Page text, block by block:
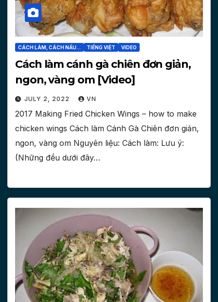
CÁCH LÀM, CÁCH NẤU... TIẾNG VIỆT VIDEO
Cách làm cánh gà chiên đơn giản,
ngon, vàng om [Video]
JULY 2, 2022 VN
2017 Making Fried Chicken Wings – how to make
chicken wings Cách làm Cánh Gà Chiên đơn giản,
ngon, vàng om Nguyên liệu: Cách làm: Lưu ý:
(Những đều dưới đây…